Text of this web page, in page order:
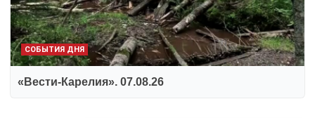
СОБЫТИЯ ДНЯ
«Вести-Карелия». 07.08.26